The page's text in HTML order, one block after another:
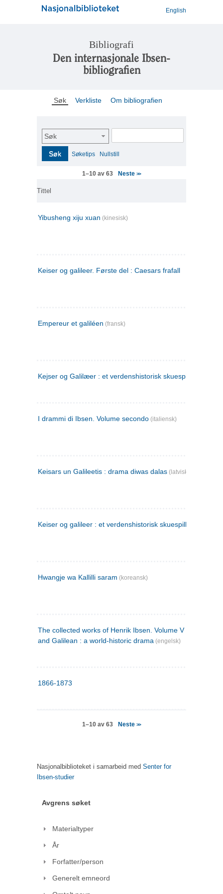
English
Bibliografi
Den internasjonale Ibsen-
bibliografien
Søk Verkliste Om bibliografien
Søk
Søk Søketips Nullstill
1–10 av 63 Neste>>
Tittel
Yibusheng xiju xuan (kinesisk)
Keiser og galileer. Første del : Caesars frafall
Empereur et galiléen (fransk)
Kejser og Galilæer : et verdenshistorisk skuespil
I drammi di Ibsen. Volume secondo (italiensk)
Keisars un Galileetis : drama diwas dalas (latvisk)
Keiser og galileer : et verdenshistorisk skuespill (1873)
Hwangje wa Kallilli saram (koreansk)
The collected works of Henrik Ibsen. Volume V : Emperor
and Galilean : a world-historic drama (engelsk)
1866-1873
1–10 av 63 Neste>>
Nasjonalbiblioteket i samarbeid med Senter for
Ibsen-studier
Avgrens søket
Materialtyper
År
Forfatter/person
Generelt emneord